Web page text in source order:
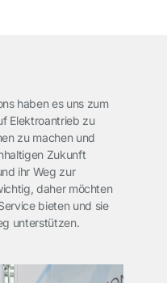
haben es uns zum
Elektroantrieb zu
zu machen und
Zukunft
ihr Weg zur
daher möchten
bieten und sie
unterstützen.